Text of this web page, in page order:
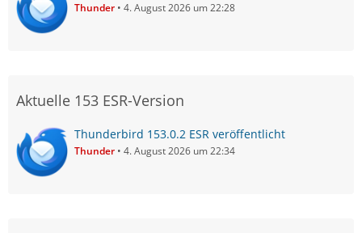
Thunder 4. August 2026 um 22:28
Aktuelle 153 ESR-Version
Thunderbird 153.0.2 ESR veröffentlicht
Thunder 4. August 2026 um 22:34